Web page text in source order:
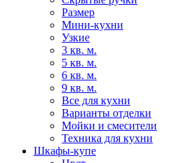
Размер
Мини-кухни
Узкие
3 кв. м.
5 кв. м.
6 кв. м.
9 кв. м.
Все для кухни
Варианты отделки
Мойки и смесители
Техника для кухни
Шкафы-купе